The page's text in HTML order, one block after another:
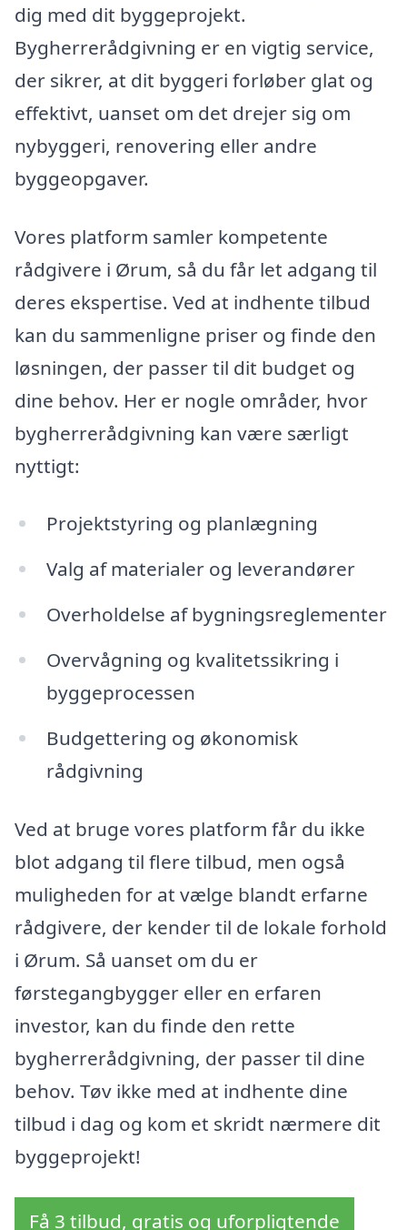
dig med dit byggeprojekt.
Bygherrerådgivning er en vigtig service,
der sikrer, at dit byggeri forløber glat og
effektivt, uanset om det drejer sig om
nybyggeri, renovering eller andre
byggeopgaver.
Vores platform samler kompetente
rådgivere i Ørum, så du får let adgang til
deres ekspertise. Ved at indhente tilbud
kan du sammenligne priser og finde den
løsningen, der passer til dit budget og
dine behov. Her er nogle områder, hvor
bygherrerådgivning kan være særligt
nyttigt:
Projektstyring og planlægning
Valg af materialer og leverandører
Overholdelse af bygningsreglementer
Overvågning og kvalitetssikring i
byggeprocessen
Budgettering og økonomisk
rådgivning
Ved at bruge vores platform får du ikke
blot adgang til flere tilbud, men også
muligheden for at vælge blandt erfarne
rådgivere, der kender til de lokale forhold
i Ørum. Så uanset om du er
førstegangbygger eller en erfaren
investor, kan du finde den rette
bygherrerådgivning, der passer til dine
behov. Tøv ikke med at indhente dine
tilbud i dag og kom et skridt nærmere dit
byggeprojekt!
Få 3 tilbud, gratis og uforpligtende